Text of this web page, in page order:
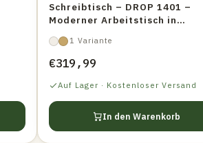
Schreibtisch – DROP 1401 –
Moderner Arbeitstisch in
1 Variante
€319,99
Auf Lager · Kostenloser Versand
In den Warenkorb